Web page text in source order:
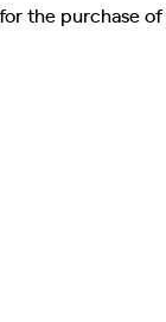
the purchase of